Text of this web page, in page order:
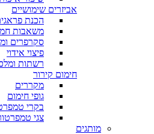
אביזרים שימושיים
הכנת
משאבות
סקרפרים
פיצוי אידוי
רשתות
חימום קירור
מקררים
גופי חימום
בקרי
צגי
מותגים